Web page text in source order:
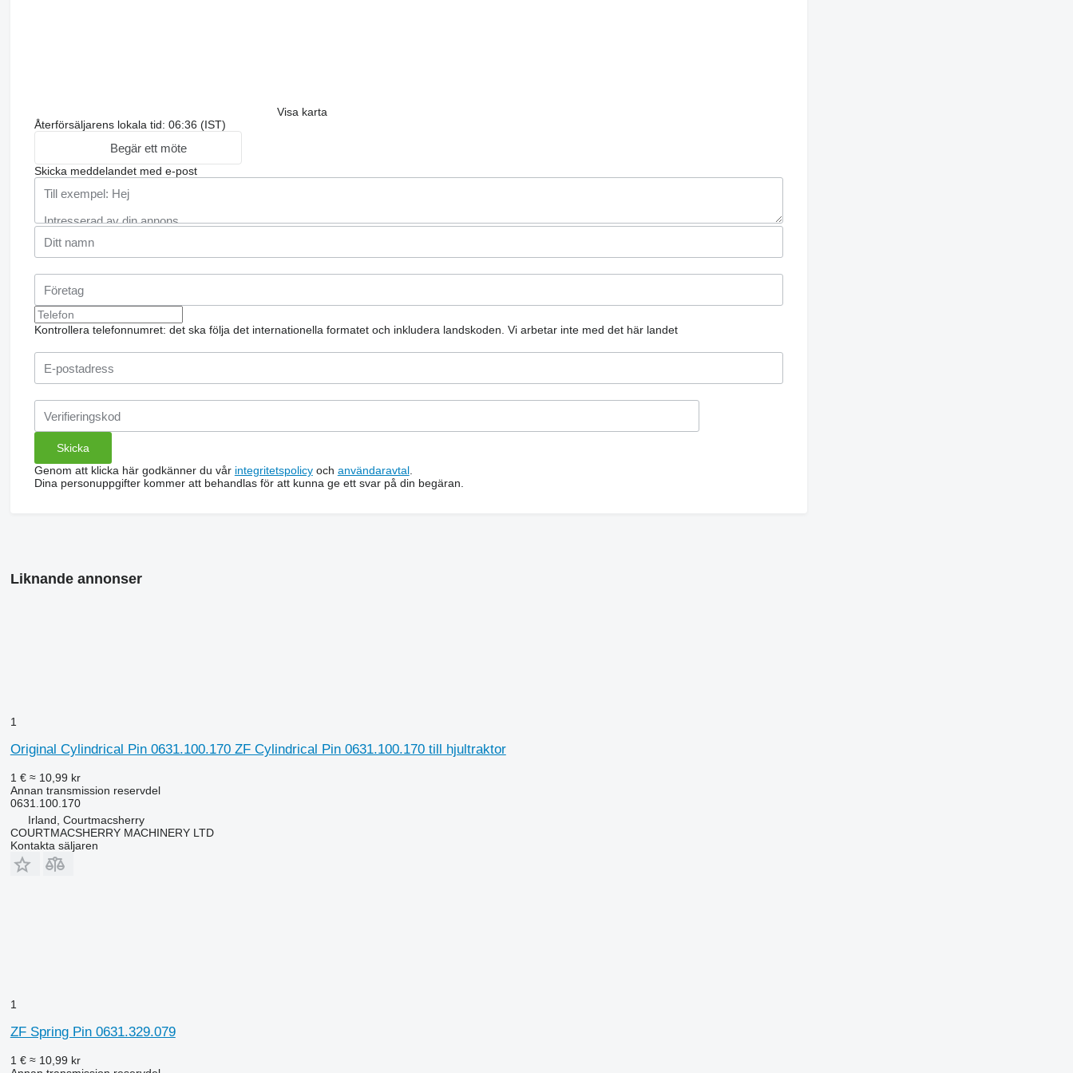
Visa karta
Återförsäljarens lokala tid: 06:36 (IST)
Begär ett möte
Skicka meddelandet med e-post
Kontrollera telefonnumret: det ska följa det internationella formatet och inkludera landskoden. Vi arbetar inte med det här landet
Genom att klicka här godkänner du vår integritetspolicyoch användaravtal.
Dina personuppgifter kommer att behandlas för att kunna ge ett svar på din begäran.
Liknande annonser
1
Original Cylindrical Pin 0631.100.170 ZF Cylindrical Pin 0631.100.170 till hjultraktor
1 € ≈ 10,99 kr
Annan transmission reservdel
0631.100.170
Irland, Courtmacsherry
COURTMACSHERRY MACHINERY LTD
Kontakta säljaren
1
ZF Spring Pin 0631.329.079
1 € ≈ 10,99 kr